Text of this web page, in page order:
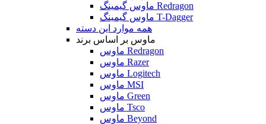
ماوس گیمینگ Redragon
ماوس گیمینگ T-Dagger
همه موارد این دسته
ماوس بر اساس برند
ماوس Redragon
ماوس Razer
ماوس Logitech
ماوس MSI
ماوس Green
ماوس Tsco
ماوس Beyond